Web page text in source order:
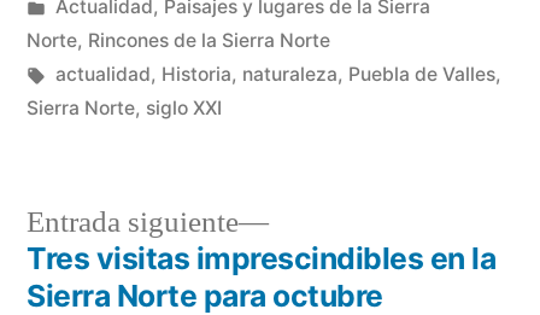
por
Publicado
en
Actualidad, Paisajes y lugares de la Sierra
Norte, Rincones de la Sierra Norte
Etiquetas:
actualidad, Historia, naturaleza, Puebla de Valles,
Sierra Norte, siglo XXI
Navegación
Entrada siguiente
Entrada
siguiente:
Tres visitas imprescindibles en la
Sierra Norte para octubre